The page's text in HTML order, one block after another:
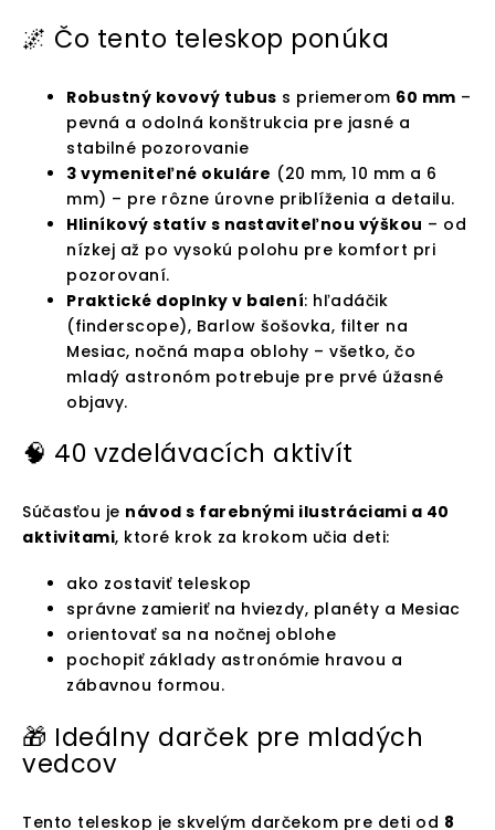
🌌 Čo tento teleskop ponúka
Robustný kovový tubus s priemerom 60 mm –
pevná a odolná konštrukcia pre jasné a
stabilné pozorovanie
3 vymeniteľné okuláre (20 mm, 10 mm a 6
mm) – pre rôzne úrovne priblíženia a detailu.
Hliníkový statív s nastaviteľnou výškou – od
nízkej až po vysokú polohu pre komfort pri
pozorovaní.
Praktické doplnky v balení: hľadáčik
(finderscope), Barlow šošovka, filter na
Mesiac, nočná mapa oblohy – všetko, čo
mladý astronóm potrebuje pre prvé úžasné
objavy.
🧠 40 vzdelávacích aktivít
Súčasťou je návod s farebnými ilustráciami a 40
aktivitami, ktoré krok za krokom učia deti:
ako zostaviť teleskop
správne zamieriť na hviezdy, planéty a Mesiac
orientovať sa na nočnej oblohe
pochopiť základy astronómie hravou a
zábavnou formou.
🎁 Ideálny darček pre mladých
vedcov
Tento teleskop je skvelým darčekom pre deti od 8